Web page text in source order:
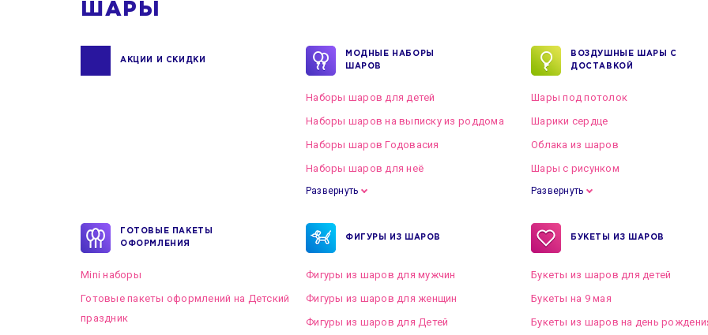
ШАРЫ
АКЦИИ И СКИДКИ
МОДНЫЕ НАБОРЫ
ШАРОВ
Наборы шаров для детей
Наборы шаров на выписку из роддома
Наборы шаров Годовасия
Наборы шаров для неё
Развернуть
ВОЗДУШНЫЕ ШАРЫ С
ДОСТАВКОЙ
Шары под потолок
Шарики сердце
Облака из шаров
Шары с рисунком
Развернуть
ГОТОВЫЕ ПАКЕТЫ
ОФОРМЛЕНИЯ
Mini наборы
Готовые пакеты оформлений на Детский
праздник
ФИГУРЫ ИЗ ШАРОВ
Фигуры из шаров для мужчин
Фигуры из шаров для женщин
Фигуры из шаров для Детей
БУКЕТЫ ИЗ ШАРОВ
Букеты из шаров для детей
Букеты на 9 мая
Букеты из шаров на день